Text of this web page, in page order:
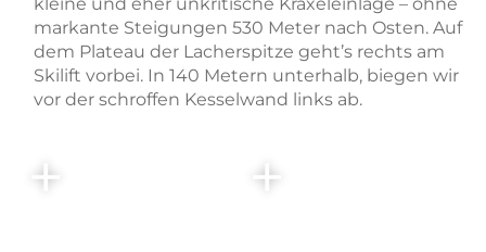
markante Steigungen 530 Meter nach Osten. Auf
dem Plateau der Lacherspitze geht’s rechts am
Skilift vorbei. In 140 Metern unterhalb, biegen wir
vor der schroffen Kesselwand links ab.